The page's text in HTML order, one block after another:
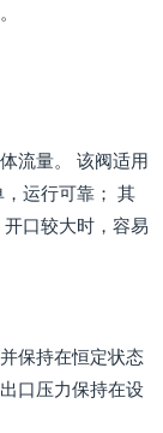
流量。 该阀适用
运行可靠； 其
口较大时，容易
保持在恒定状态
口压力保持在设